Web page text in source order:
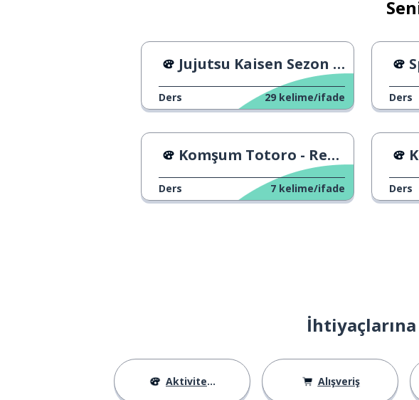
Jujutsu Kaisen Sezon 2 - Maviğimizin Olduğu Yer
Ders 29 kelime/ifade Ders
Komşum Totoro - Resmi Fragman
Ders 7 kelime/ifade Ders
Aktiviteler Alışveriş